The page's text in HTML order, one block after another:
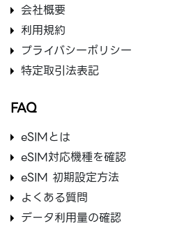
会社概要
利用規約
プライバシ一ポリシ一
特定取引法表記
FAQ
eSIMとは
eSIM対応機種を確認
eSIM 初期設定方法
よくある質問
データ利用量の確認